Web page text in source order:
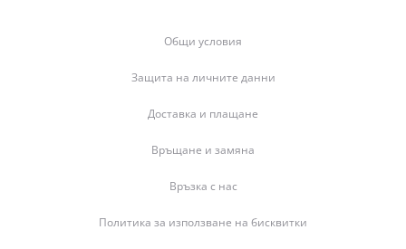
Общи условия
Защита на личните данни
Доставка и плащане
Връщане и замяна
Връзка с нас
Политика за използване на бисквитки